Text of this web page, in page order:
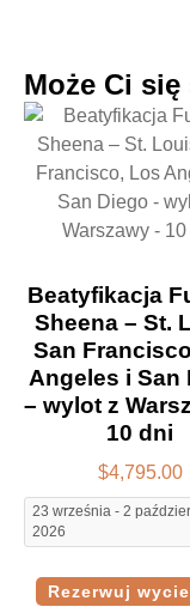
Może Ci
Beatyfikacja
Sheena – St.
San
Angeles i San
– wylot z
10 dni
$4,795.00
23 września - 2
2026
Rezerwuj